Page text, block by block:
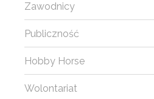
Zawodnicy
Publiczność
Hobby Horse
Wolontariat